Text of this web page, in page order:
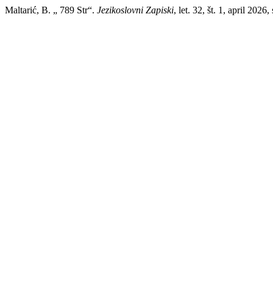
Maltarić, B. „ 789 Str“. Jezikoslovni Zapiski, let. 32, št. 1, april